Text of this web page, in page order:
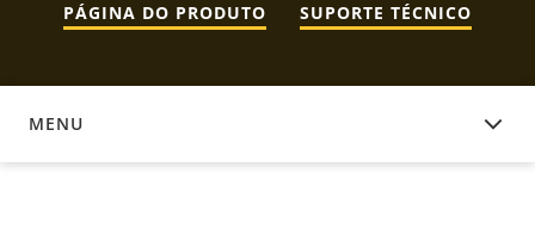
PÁGINA DO PRODUTO SUPORTE TÉCNICO
MENU
DOCUMENTAÇÃO